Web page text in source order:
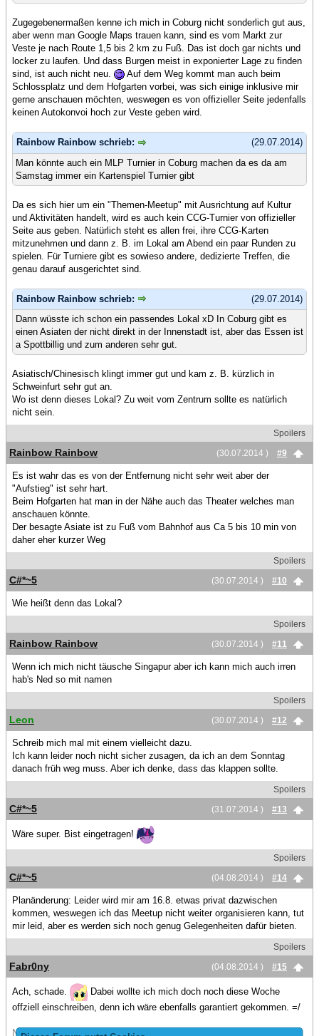
Zugegebenermaßen kenne ich mich in Coburg nicht sonderlich gut aus,
aber wenn man Google Maps trauen kann, sind es vom Markt zur
Veste je nach Route 1,5 bis 2 km zu Fuß. Das ist doch gar nichts und
locker zu laufen. Und dass Burgen meist in exponierter Lage zu finden
sind, ist auch nicht neu.
Auf dem Weg kommt man auch beim
Schlossplatz und dem Hofgarten vorbei, was sich einige inklusive mir
gerne anschauen möchten, weswegen es von offizieller Seite jedenfalls
keinen Autokonvoi hoch zur Veste geben wird.
(29.07.2014)
Rainbow Rainbow schrieb:
Man könnte auch ein MLP Turnier in Coburg machen da es da am
Samstag immer ein Kartenspiel Turnier gibt
Da es sich hier um ein "Themen-Meetup" mit Ausrichtung auf Kultur
und Aktivitäten handelt, wird es auch kein CCG-Turnier von offizieller
Seite aus geben. Natürlich steht es allen frei, ihre CCG-Karten
mitzunehmen und dann z. B. im Lokal am Abend ein paar Runden zu
spielen. Für Turniere gibt es sowieso andere, dedizierte Treffen, die
genau darauf ausgerichtet sind.
(29.07.2014)
Rainbow Rainbow schrieb:
Dann wüsste ich schon ein passendes Lokal xD In Coburg gibt es
einen Asiaten der nicht direkt in der Innenstadt ist, aber das Essen ist
a Spottbillig und zum anderen sehr gut.
Asiatisch/Chinesisch klingt immer gut und kam z. B. kürzlich in
Schweinfurt sehr gut an.
Wo ist denn dieses Lokal? Zu weit vom Zentrum sollte es natürlich
nicht sein.
Spoilers
(30.07.2014 )
#9
Rainbow Rainbow
Es ist wahr das es von der Entfernung nicht sehr weit aber der
"Aufstieg" ist sehr hart.
Beim Hofgarten hat man in der Nähe auch das Theater welches man
anschauen könnte.
Der besagte Asiate ist zu Fuß vom Bahnhof aus Ca 5 bis 10 min von
daher eher kurzer Weg
Spoilers
(30.07.2014 )
#10
C#*~5
Wie heißt denn das Lokal?
Spoilers
(30.07.2014 )
#11
Rainbow Rainbow
Wenn ich mich nicht täusche Singapur aber ich kann mich auch irren
hab's Ned so mit namen
Spoilers
(30.07.2014 )
#12
Leon
Schreib mich mal mit einem vielleicht dazu.
Ich kann leider noch nicht sicher zusagen, da ich an dem Sonntag
danach früh weg muss. Aber ich denke, dass das klappen sollte.
Spoilers
(31.07.2014 )
#13
C#*~5
Wäre super. Bist eingetragen!
Spoilers
(04.08.2014 )
#14
C#*~5
Planänderung: Leider wird mir am 16.8. etwas privat dazwischen
kommen, weswegen ich das Meetup nicht weiter organisieren kann, tut
mir leid, aber es werden sich noch genug Gelegenheiten dafür bieten.
Spoilers
(04.08.2014 )
#15
Fabr0ny
Ach, schade.
Dabei wollte ich mich doch noch diese Woche
offziell einschreiben, denn ich wäre ebenfalls garantiert gekommen. =/
Naja, dann eben irgendwann mal. Thread auf Wunsch des Erstellers